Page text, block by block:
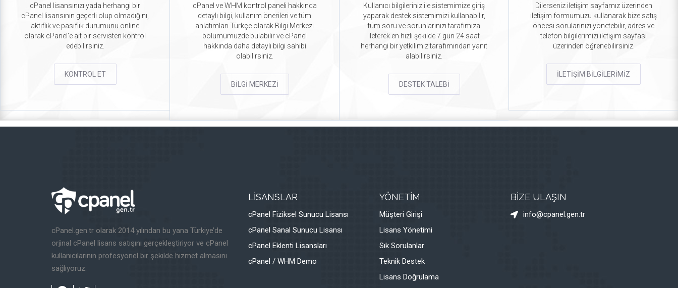
cPanel lisansınızı yada herhangi bir
cPanel lisansının geçerli olup olmadığını,
aktiflik ve pasiflik durumunu online
olarak cPanel’e ait bir servisten kontrol
edebilirsiniz.
KONTROL ET
cPanel ve WHM kontrol paneli hakkında
detaylı bilgi, kullanım önerileri ve tüm
anlatımları Türkçe olarak Bilgi Merkezi
bölümümüzde bulabilir ve cPanel
hakkında daha detaylı bilgi sahibi
olabilirsiniz.
BİLGİ MERKEZİ
Kullanıcı bilgileriniz ile sistemimize giriş
yaparak destek sistemimizi kullanabilir,
tüm soru ve sorunlarınızı tarafımıza
ileterek en hızlı şekilde 7 gün 24 saat
herhangi bir yetkilimiz tarafımından yanıt
alabilirsiniz.
DESTEK TALEBİ
Dilerseniz iletişim sayfamız üzerinden
iletişim formumuzu kullanarak bize satış
öncesi sorularınızı yönetebilir, adres ve
telefon bilgilerimizi iletişim sayfası
üzerinden öğrenebilirsiniz.
İLETİŞİM BİLGİLERİMİZ
cPanel.gen.tr olarak 2014 yılından bu yana Türkiye’de
orjinal cPanel lisans satışını gerçekleştiriyor ve cPanel
kullanıcılarının profesyonel bir şekilde hizmet almasını
sağlıyoruz.
LİSANSLAR
cPanel Fiziksel Sunucu Lisansı
cPanel Sanal Sunucu Lisansı
cPanel Eklenti Lisansları
cPanel / WHM Demo
YÖNETİM
Müşteri Girişi
Lisans Yönetimi
Sık Sorulanlar
Teknik Destek
Lisans Doğrulama
BİZE ULAŞIN
info@cpanel.gen.tr